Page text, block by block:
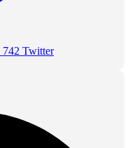
742 Twitter